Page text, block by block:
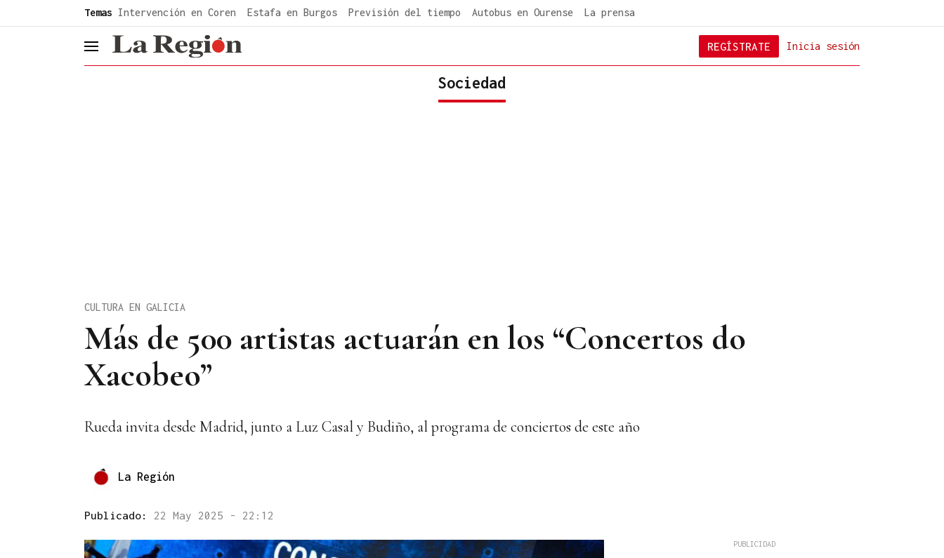
Temas Intervención en Coren Estafa en Burgos Previsión del tiempo Autobus en Ourense La prensa
header.menu.open Inicia sesión
REGÍSTRATE
Sociedad
Más de 500 artistas actuarán en los “Concertos do
Xacobeo”
CULTURA EN GALICIA
Rueda invita desde Madrid, junto a Luz Casal y Budiño, al programa de conciertos de este año
La Región
Publicado: 22 May 2025 - 22:12